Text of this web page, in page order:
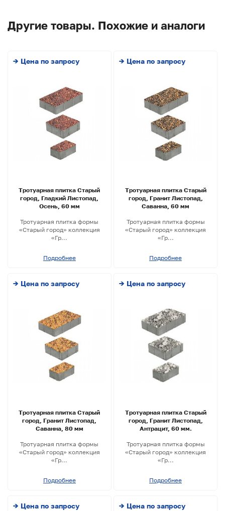
Другие товары. Похожие и аналоги
→ Цена по запросу
Тротуарная плитка Старый
город, Гладкий Листопад,
Осень, 60 мм
Тротуарная плитка формы
«Старый город» коллекция
«Гр...
Подробнее
→ Цена по запросу
Тротуарная плитка Старый
город, Гранит Листопад,
Саванна, 60 мм
Тротуарная плитка формы
«Старый город» коллекция
«Гр...
Подробнее
→ Цена по запросу
Тротуарная плитка Старый
город, Гранит Листопад,
Саванна, 80 мм
Тротуарная плитка формы
«Старый город» коллекция
«Гр...
Подробнее
→ Цена по запросу
Тротуарная плитка Старый
город, Гранит Листопад,
Антрацит, 60 мм.
Тротуарная плитка формы
«Старый город» коллекция
«Гр...
Подробнее
→ Цена по запросу → Цена по запросу